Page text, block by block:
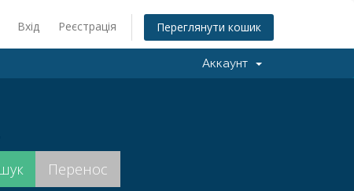
Вхід Реєстрація Переглянути кошик
Аккаунт